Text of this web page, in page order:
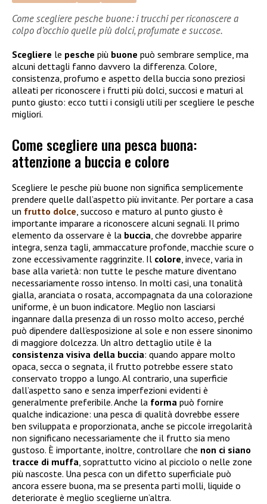
Come scegliere pesche buone: i trucchi per riconoscere a
colpo d’occhio quelle più dolci, profumate e succose.
Scegliere le pesche più buone può sembrare semplice, ma
alcuni dettagli fanno davvero la differenza. Colore,
consistenza, profumo e aspetto della buccia sono preziosi
alleati per riconoscere i frutti più dolci, succosi e maturi al
punto giusto: ecco tutti i consigli utili per scegliere le pesche
migliori.
Come scegliere una pesca buona:
attenzione a buccia e colore
Scegliere le pesche più buone non significa semplicemente
prendere quelle dall’aspetto più invitante. Per portare a casa
un frutto dolce , succoso e maturo al punto giusto è
importante imparare a riconoscere alcuni segnali. Il primo
elemento da osservare è la buccia , che dovrebbe apparire
integra, senza tagli, ammaccature profonde, macchie scure o
zone eccessivamente raggrinzite. Il colore , invece, varia in
base alla varietà: non tutte le pesche mature diventano
necessariamente rosso intenso. In molti casi, una tonalità
gialla, aranciata o rosata, accompagnata da una colorazione
uniforme, è un buon indicatore. Meglio non lasciarsi
ingannare dalla presenza di un rosso molto acceso, perché
può dipendere dall’esposizione al sole e non essere sinonimo
di maggiore dolcezza. Un altro dettaglio utile è la
consistenza visiva della buccia: quando appare molto
opaca, secca o segnata, il frutto potrebbe essere stato
conservato troppo a lungo. Al contrario, una superficie
dall’aspetto sano e senza imperfezioni evidenti è
generalmente preferibile. Anche la forma può fornire
qualche indicazione: una pesca di qualità dovrebbe essere
ben sviluppata e proporzionata, anche se piccole irregolarità
non significano necessariamente che il frutto sia meno
gustoso. È importante, inoltre, controllare che non ci siano
tracce di muffa , soprattutto vicino al picciolo o nelle zone
più nascoste. Una pesca con un difetto superficiale può
ancora essere buona, ma se presenta parti molli, liquide o
deteriorate è meglio sceglierne un’altra.